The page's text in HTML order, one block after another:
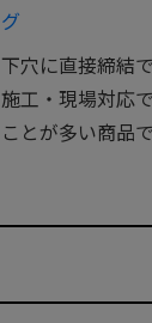
グ
下穴に直接締結
施工・現場対応
ことが多い商品で